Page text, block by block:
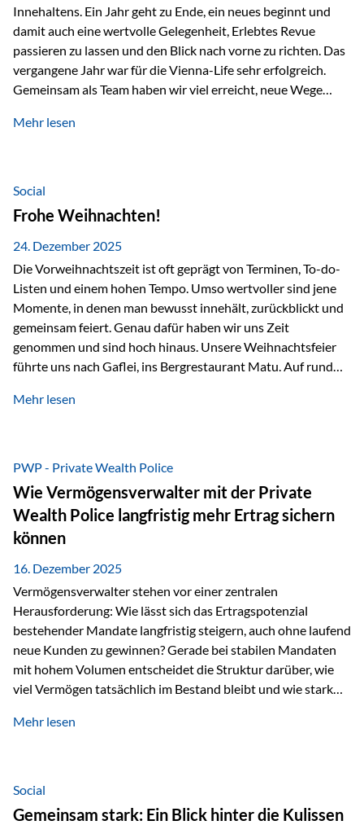
Innehaltens. Ein Jahr geht zu Ende, ein neues beginnt und
damit auch eine wertvolle Gelegenheit, Erlebtes Revue
passieren zu lassen und den Blick nach vorne zu richten. Das
vergangene Jahr war für die Vienna-Life sehr erfolgreich.
Gemeinsam als Team haben wir viel erreicht, neue Wege
Veranstaltungen wie der Schnifisschnauf, aber auch unsere
starkes Miteinander ist. Neben diesen gemeinsamen
Erlebnissen konnten wir…
Mehr lesen
Social
Frohe Weihnachten!
24. Dezember 2025
Die Vorweihnachtszeit ist oft geprägt von Terminen, To-do-
Listen und einem hohen Tempo. Umso wertvoller sind jene
Momente, in denen man bewusst innehält, zurückblickt und
gemeinsam feiert. Genau dafür haben wir uns Zeit
genommen und sind hoch hinaus. Unsere Weihnachtsfeier
führte uns nach Gaflei, ins Bergrestaurant Matu. Auf rund
beeindruckendes Panorama, sondern auch etwas, das im
verschneiter Landschaft, bei feinem Essen, guter Musik und
einer entspannten…
Mehr lesen
PWP - Private Wealth Police
Wie Vermögensverwalter mit der Private
Wealth Police langfristig mehr Ertrag sichern
können
16. Dezember 2025
Vermögensverwalter stehen vor einer zentralen
Herausforderung: Wie lässt sich das Ertragspotenzial
bestehender Mandate langfristig steigern, auch ohne laufend
neue Kunden zu gewinnen? Gerade bei stabilen Mandaten
mit hohem Volumen entscheidet die Struktur darüber, wie
viel Vermögen tatsächlich im Bestand bleibt und wie stark
Beispiel verdeutlicht diese Wirkung besonders deutlich.
hinzukommen, spielt nicht nur die Rendite eine Rolle. Auch
steuerliche Effekte haben einen erheblichen Einfluss auf…
Mehr lesen
Social
Gemeinsam stark: Ein Blick hinter die Kulissen